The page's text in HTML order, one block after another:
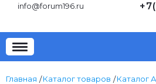
info@forum196.ru
Главная Каталог товаров
Каталог